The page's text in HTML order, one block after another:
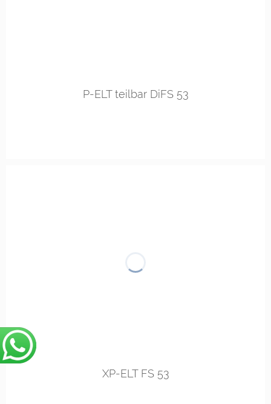
links rechts
P-ELT teilbar DiFS 53
links rechts
XP-ELT FS 53